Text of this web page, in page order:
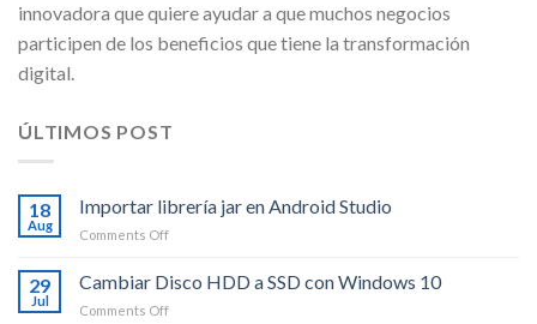
innovadora que quiere ayudar a que muchos negocios
participen de los beneficios que tiene la transformación
digital.
ÚLTIMOS POST
18
Aug
Importar librería jar en Android Studio
Comments Offon
librería
jar
en
29
Jul
Cambiar Disco HDD a SSD con Windows 10
Comments Offon